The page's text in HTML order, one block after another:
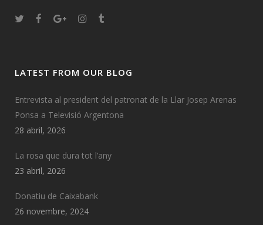
LATEST FROM OUR BLOG
Entrevista al president del patronat de la Llar Josep Arenas
Ponsa a Televisió Argentona
28 abril, 2026
La rosa que dura tot l’any
23 abril, 2026
Donatiu de Caixabank
26 novembre, 2024